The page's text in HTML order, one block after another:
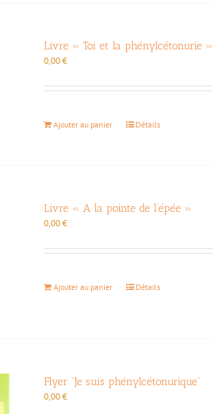
Livre « Toi et la phénylcétonurie »
0,00€
Ajouter au panier Détails
Livre « A la pointe de l’épée »
0,00€
Ajouter au panier Détails
Flyer “Je suis phénylcétonurique”
0,00€